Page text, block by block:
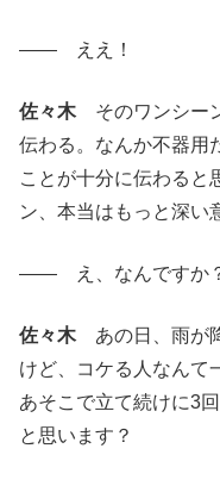
―― ええ！
佐々木そのワンシーン
伝わる。なんか不器用
ことが十分に伝わる
ン、本当はもっと深い
―― え、なんですか
佐々木あの日、雨が
けど、コケる人なんて
あそこで立て続けに3
と思います？